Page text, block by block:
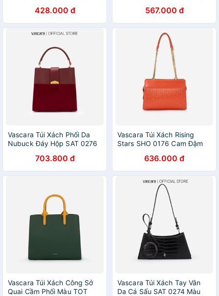
428.000 đ 567.000 đ
Vascara Túi Xách Phối Da
Nubuck Đáy Hộp SAT 0276
703.800 đ
Vascara Túi Xách Rising
Stars SHO 0176 Cam Đậm
636.000 đ
Vascara Túi Xách Công Sở
Quai Cầm Phối Màu TOT
Vascara Túi Xách Tay Vân
Da Cá Sấu SAT 0274 Màu